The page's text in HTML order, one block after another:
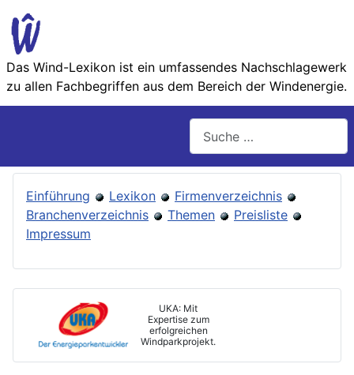
Das Wind-Lexikon ist ein umfassendes Nachschlage­werk
zu allen Fachbegriffen aus dem Bereich der Wind­energie.
Einführung Lexikon
Firmenverzeichnis
Branchenverzeichnis
Themen
Preisliste
Impressum
UKA: Mit
Expertise zum
erfolgreichen
Windparkprojekt.